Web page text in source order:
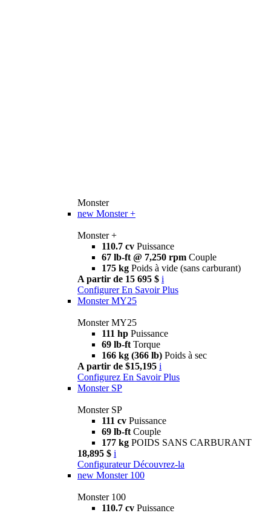
Monster
new Monster +
Monster +
110.7 cv Puissance
67 lb-ft @ 7,250 rpm Couple
175 kg Poids à vide (sans carburant)
A partir de 15 695 $ i
Configurer En Savoir Plus
Monster MY25
Monster MY25
111 hp Puissance
69 lb-ft Torque
166 kg (366 lb) Poids à sec
A partir de $15,195 i
Configurez En Savoir Plus
Monster SP
Monster SP
111 cv Puissance
69 lb-ft Couple
177 kg POIDS SANS CARBURANT
18,895 $ i
Configurateur Découvrez-la
new Monster 100
Monster 100
110.7 cv Puissance